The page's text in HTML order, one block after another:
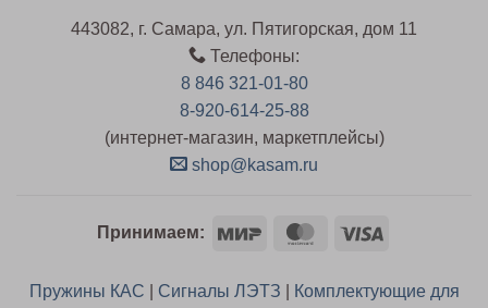
443082, г. Самара, ул. Пятигорская, дом 11
Телефоны:
8 846 321-01-80
8-920-614-25-88
(интернет-магазин, маркетплейсы)
shop@kasam.ru
Принимаем: Mir MasterCard
Visa
Пружины КАС Сигналы ЛЭТЗ
Комплектующие для